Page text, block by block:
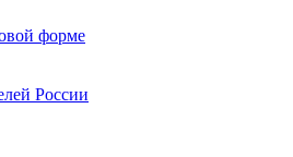
форме
России